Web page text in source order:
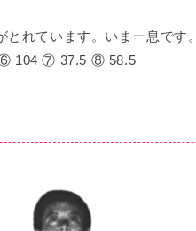
れています。いま一息です。
104 ⑦ 37.5 ⑧ 58.5